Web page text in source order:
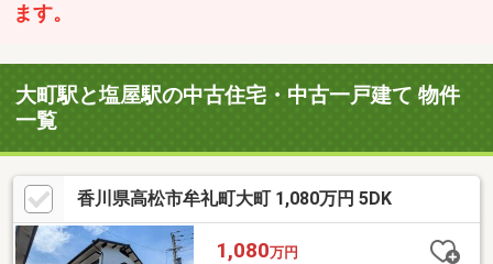
ます。
大町駅と塩屋駅の中古住宅・中古一戸建て 物件
一覧
香川県高松市牟礼町大町 1,080万円 5DK
1,080万円